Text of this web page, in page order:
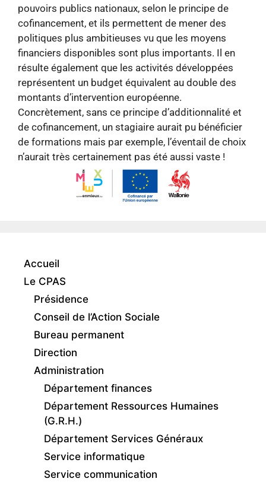
pouvoirs publics nationaux, selon le principe de
cofinancement, et ils permettent de mener des
politiques plus ambitieuses vu que les moyens
financiers disponibles sont plus importants. Il en
résulte également que les activités développées
représentent un budget équivalent au double des
montants d’intervention européenne.
Concrètement, sans ce principe d’additionnalité et
de cofinancement, un stagiaire aurait pu bénéficier
de formations mais par exemple, l’éventail de choix
n’aurait très certainement pas été aussi vaste !
Accueil
Le CPAS
Présidence
Conseil de l’Action Sociale
Bureau permanent
Direction
Administration
Département finances
Département Ressources Humaines
(G.R.H.)
Département Services Généraux
Service informatique
Service communication